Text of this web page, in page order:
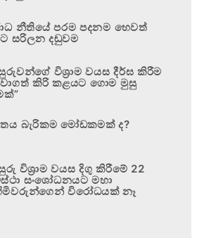
නීතියේ පරම පදනම හෙවත්
සරිලන දඬුවම
විශ්‍රාම වයස දීර්ඝ කිරීම
කිරි කළයට ගොම මුසු
බැරිකම මෝඩකමක් ද?
විශ්‍රාම වයස දිගු කිරීමේ 22
සංශෝධනයට මහා
විරෝධයක් නෑ